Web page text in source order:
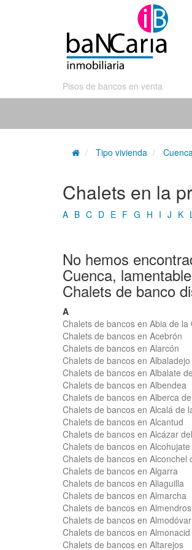
Pisos de bancos en venta
Tipo vivienda
Chalets en la
A B C D E F G H I J K
No hemos
Cuenca,
Chalets de banco
A
Chalets de bancos en Abia de la
Chalets de bancos en Acebrón
Chalets de bancos en Alarcón
Chalets de bancos en
Chalets de bancos en Albalate
Chalets de bancos en Albendea
Chalets de bancos en Alberca
Chalets de bancos en Alcalá de
Chalets de bancos en Alcantud
Chalets de bancos en Alcázar
Chalets de bancos en Alcohujate
Chalets de bancos en Alconchel
Chalets de bancos en Algarra
Chalets de bancos en Aliaguilla
Chalets de bancos en Almarcha
Chalets de bancos en Almendros
Chalets de bancos en
Chalets de bancos en
Chalets de bancos en Altarejos